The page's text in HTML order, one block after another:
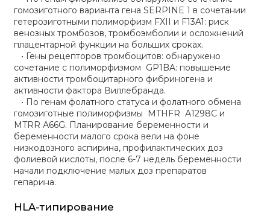
гомозиготного варианта гена SERPINE 1 в сочетании
гетерозиготными полиморфизм FXII и F13A1: риск
венозных тромбозов, тромбоэмболии и осложнений
плацентарной функции на больших сроках.
• Гены рецепторов тромбоцитов: обнаружено
сочетание с полиморфизмом GP1BA: повышение
активности тромбоцитарного фибриногена и
активности фактора Виллебранда.
• По генам фолатного статуса и фолатного обмена
гомозиготные полиморфизмы MTHFR А1298С и
MTRR А66G. Планирование беременности и
беременности малого срока вели на фоне
низкодозного аспирина, профилактических доз
фолиевой кислоты, после 6-7 недель беременности
начали подключение малых доз препаратов
гепарина.
HLA-типирование